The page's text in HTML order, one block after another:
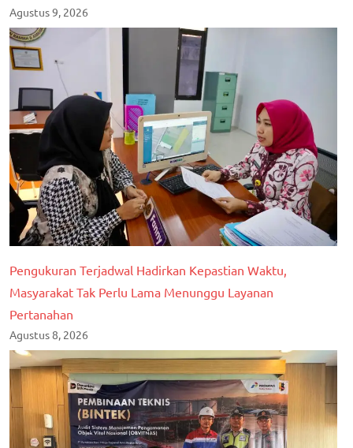
Agustus 9, 2026
Pengukuran Terjadwal Hadirkan Kepastian Waktu,
Masyarakat Tak Perlu Lama Menunggu Layanan
Pertanahan
Agustus 8, 2026